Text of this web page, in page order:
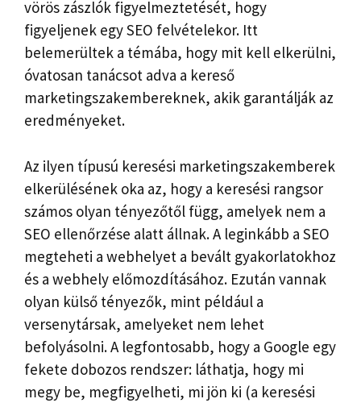
vörös zászlók figyelmeztetését, hogy
figyeljenek egy SEO felvételekor. Itt
belemerültek a témába, hogy mit kell elkerülni,
óvatosan tanácsot adva a kereső
marketingszakembereknek, akik garantálják az
eredményeket.
Az ilyen típusú keresési marketingszakemberek
elkerülésének oka az, hogy a keresési rangsor
számos olyan tényezőtől függ, amelyek nem a
SEO ellenőrzése alatt állnak. A leginkább a SEO
megteheti a webhelyet a bevált gyakorlatokhoz
és a webhely előmozdításához. Ezután vannak
olyan külső tényezők, mint például a
versenytársak, amelyeket nem lehet
befolyásolni. A legfontosabb, hogy a Google egy
fekete dobozos rendszer: láthatja, hogy mi
megy be, megfigyelheti, mi jön ki (a keresési